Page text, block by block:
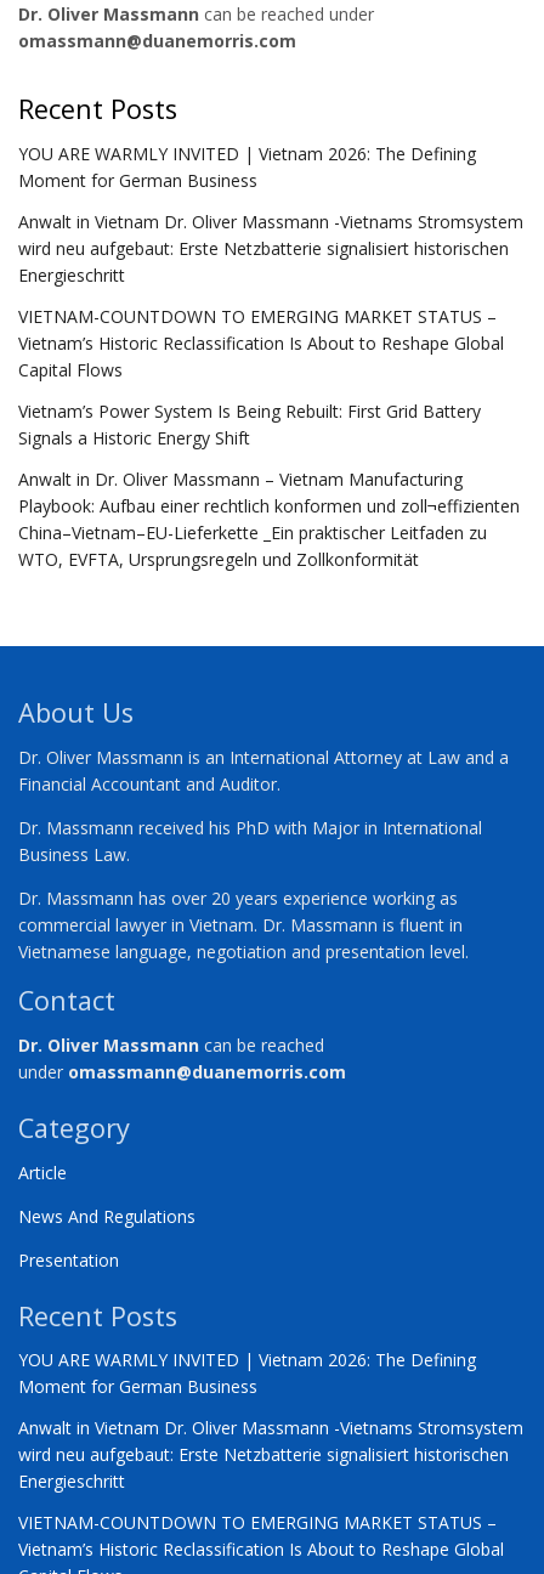
Dr. Oliver Massmann can be reached under
omassmann@duanemorris.com
Recent Posts
YOU ARE WARMLY INVITED | Vietnam 2026: The Defining
Moment for German Business
Anwalt in Vietnam Dr. Oliver Massmann -Vietnams Stromsystem
wird neu aufgebaut: Erste Netzbatterie signalisiert historischen
Energieschritt
VIETNAM-COUNTDOWN TO EMERGING MARKET STATUS –
Vietnam’s Historic Reclassification Is About to Reshape Global
Capital Flows
Vietnam’s Power System Is Being Rebuilt: First Grid Battery
Signals a Historic Energy Shift
Anwalt in Dr. Oliver Massmann – Vietnam Manufacturing
Playbook: Aufbau einer rechtlich konformen und zoll¬effizienten
China–Vietnam–EU-Lieferkette _Ein praktischer Leitfaden zu
WTO, EVFTA, Ursprungsregeln und Zollkonformität
About Us
Dr. Oliver Massmann is an International Attorney at Law and a
Financial Accountant and Auditor.
Dr. Massmann received his PhD with Major in International
Business Law.
Dr. Massmann has over 20 years experience working as
commercial lawyer in Vietnam. Dr. Massmann is fluent in
Vietnamese language, negotiation and presentation level.
Contact
Dr. Oliver Massmann can be reached
under omassmann@duanemorris.com
Category
Article
News And Regulations
Presentation
Recent Posts
YOU ARE WARMLY INVITED | Vietnam 2026: The Defining
Moment for German Business
Anwalt in Vietnam Dr. Oliver Massmann -Vietnams Stromsystem
wird neu aufgebaut: Erste Netzbatterie signalisiert historischen
Energieschritt
VIETNAM-COUNTDOWN TO EMERGING MARKET STATUS –
Vietnam’s Historic Reclassification Is About to Reshape Global